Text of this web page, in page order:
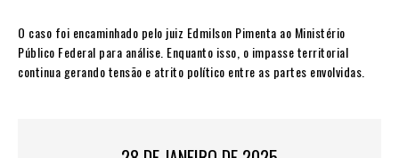
O caso foi encaminhado pelo juiz Edmilson Pimenta ao Ministério
Público Federal para análise. Enquanto isso, o impasse territorial
continua gerando tensão e atrito político entre as partes envolvidas.